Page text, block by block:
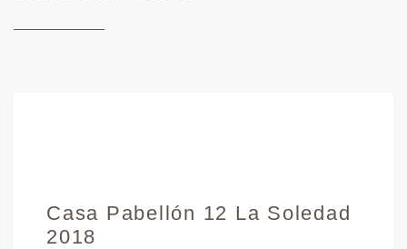
Casa Pabellón 12 La Soledad
2018